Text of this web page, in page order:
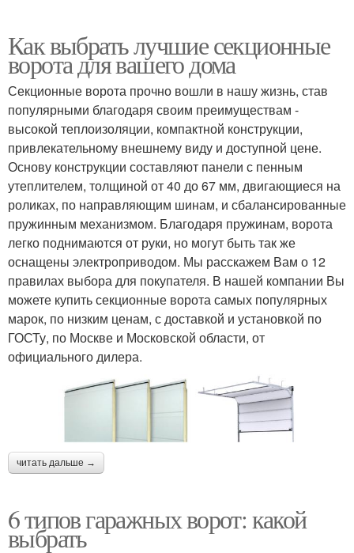
Как выбрать лучшие секционные
ворота для вашего дома
Секционные ворота прочно вошли в нашу жизнь, став
популярными благодаря своим преимуществам -
высокой теплоизоляции, компактной конструкции,
привлекательному внешнему виду и доступной цене.
Основу конструкции составляют панели с пенным
утеплителем, толщиной от 40 до 67 мм, двигающиеся на
роликах, по направляющим шинам, и сбалансированные
пружинным механизмом. Благодаря пружинам, ворота
легко поднимаются от руки, но могут быть так же
оснащены электроприводом. Мы расскажем Вам о 12
правилах выбора для покупателя. В нашей компании Вы
можете купить секционные ворота самых популярных
марок, по низким ценам, с доставкой и установкой по
ГОСТу, по Москве и Московской области, от
официального дилера.
читать дальше →
6 типов гаражных ворот: какой
выбрать